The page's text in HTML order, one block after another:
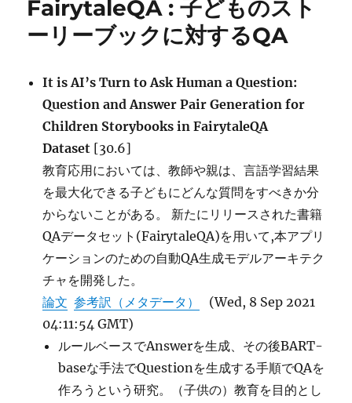
use
Image
像
キ
ャ
シ
ョ
ニ
グ
+GPT-
3
よ
る
Visual
Answering
FairytaleQA : 子どものスト
ーリーブックに対するQA
It is AI’s Turn to Ask Human a Question:
Question and Answer Pair Generation for
Children Storybooks in FairytaleQA
Dataset [30.6]
教育応用においては、教師や親は、言語学習結果
を最大化できる子どもにどんな質問をすべきか分
からないことがある。 新たにリリースされた書籍
QAデータセット(FairytaleQA)を用いて,本アプリ
ケーションのための自動QA生成モデルアーキテク
チャを開発した。
論文 参考訳（メタデータ）
(Wed, 8 Sep 2021
04:11:54 GMT)
ルールベースでAnswerを生成、その後BART-
baseな手法でQuestionを生成する手順でQAを
作ろうという研究。（子供の）教育を目的とし